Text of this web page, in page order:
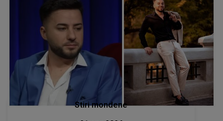
Stiri mondene